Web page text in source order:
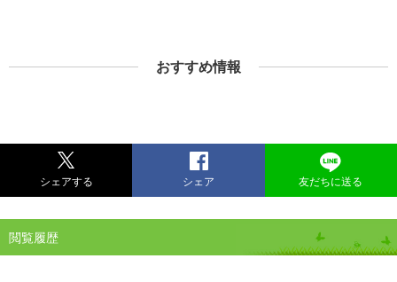
おすすめ情報
シェアする シェア 友だちに送る
閲覧履歴